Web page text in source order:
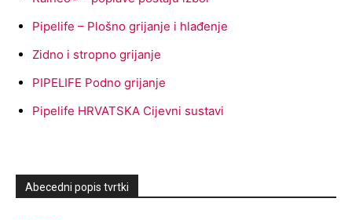
Pipelife – Plošno grijanje i hlađenje
Zidno i stropno grijanje
PIPELIFE Podno grijanje
Pipelife HRVATSKA Cijevni sustavi
Abecedni popis tvrtki